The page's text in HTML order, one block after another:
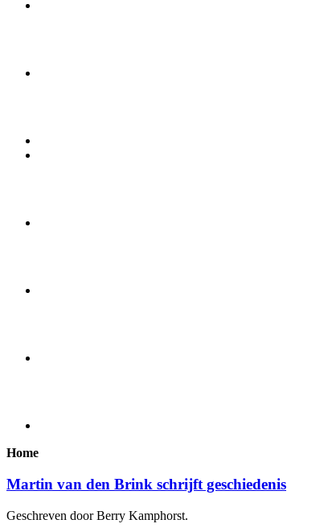
Home
Martin van den Brink schrijft geschiedenis
Geschreven door Berry Kamphorst.